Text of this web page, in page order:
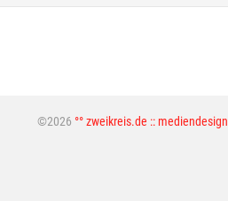
©2026 °° zweikreis.de :: mediendesign